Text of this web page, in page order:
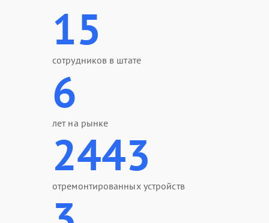
15
сотрудников в штате
6
лет на рынке
2443
отремонтированных устройств